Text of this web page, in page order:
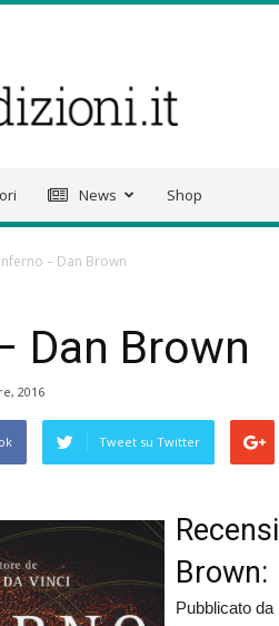
News Shop
Inferno – Dan Brown
Dan Brown
2016
Tweet su Twitter
Brown:
Pubblicato